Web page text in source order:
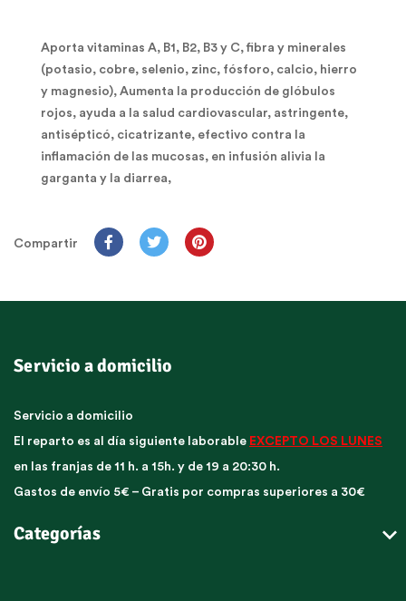
Aporta vitaminas A, B1, B2, B3 y C, fibra y minerales
(potasio, cobre, selenio, zinc, fósforo, calcio, hierro
y magnesio), Aumenta la producción de glóbulos
rojos, ayuda a la salud cardiovascular, astringente,
antisépticó, cicatrizante, efectivo contra la
inflamación de las mucosas, en infusión alivia la
garganta y la diarrea,
Compartir
Servicio a domicilio
Servicio a domicilio
El reparto es al día siguiente laborable EXCEPTO LOS LUNES
en las franjas de 11 h. a 15h. y de 19 a 20:30 h.
Gastos de envío 5€ – Gratis por compras superiores a 30€
Categorías 